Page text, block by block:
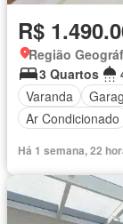
R$
3 Quartos
Varanda
Ar Condicionado
Há 1 semana, 22